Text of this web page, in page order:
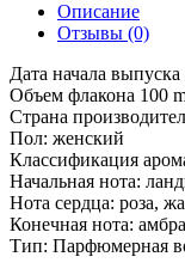
Описание
Отзывы (0)
Дата начала
Объем флакона 100
Страна
Пол: женский
Классификация
Начальная нота:
Нота сердца: роза,
Конечная нота:
Тип: Парфюмерная